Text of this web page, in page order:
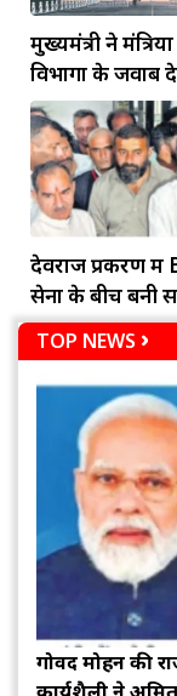
मुख्यमंत्री ने
विभागों के जवाब
दायित्व
देवराज प्रकरण में
सेना के बीच बनी
TOP NEWS
गोविंद मोहन की